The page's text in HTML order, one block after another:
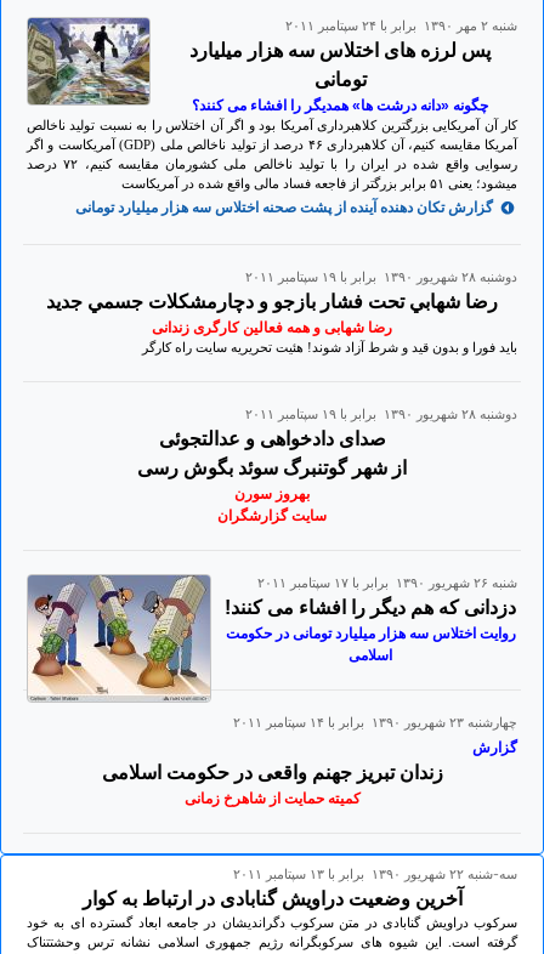
شنبه ۲ مهر ۱۳۹۰ برابر با ۲۴ سپتامبر ۲۰۱۱
پس لرزه های اختلاس سه هزار میلیارد
تومانی
چگونه «دانه درشت ها» همدیگر را افشاء می کنند؟
کار آن آمریکایی بزرگترین کلاهبرداری آمریکا بود و اگر آن اختلاس را به نسبت تولید ناخالص
آمریکا مقایسه کنیم، آن کلاهبرداری ۴۶ درصد از تولید ناخالص ملی (GDP) آمریکاست و اگر
رسوایی واقع شده در ایران را با تولید ناخالص ملی کشورمان مقایسه کنیم، ۷۲ درصد
میشود؛ یعنی ۵۱ برابر بزرگتر از فاجعه فساد مالی واقع شده در آمریکاست
گزارش تكان دهنده آینده از پشت صحنه اختلاس سه هزار میلیارد تومانی
دوشنبه ۲۸ شهريور ۱۳۹۰ برابر با ۱۹ سپتامبر ۲۰۱۱
رضا شهابي تحت فشار بازجو و دچارمشكلات جسمي جديد
رضا شهابی و همه فعالین کارگری زندانی
باید فورا و بدون قید و شرط آزاد شوند! هئیت تحریریه سایت راه کارگر
دوشنبه ۲۸ شهريور ۱۳۹۰ برابر با ۱۹ سپتامبر ۲۰۱۱
صدای دادخواهی و عدالتجوئی
از شهر گوتنبرگ سوئد بگوش رسی
بهروز سورن
سایت گزارشگران
شنبه ۲۶ شهريور ۱۳۹۰ برابر با ۱۷ سپتامبر ۲۰۱۱
دزدانی که هم دیگر را افشاء می کنند!
روایت اختلاس سه هزار میلیارد تومانی در حکومت
اسلامی
چهارشنبه ۲۳ شهريور ۱۳۹۰ برابر با ۱۴ سپتامبر ۲۰۱۱
گزارش
زندان تبریز جهنم واقعی در حکومت اسلامی
کمیته حمایت از شاهرخ زمانی
سه-شنبه ۲۲ شهريور ۱۳۹۰ برابر با ۱۳ سپتامبر ۲۰۱۱
آخرین وضعیت دراویش گنابادی در ارتباط به کوار
سرکوب دراویش گنابادی در متن سرکوب دگراندیشان در جامعه ابعاد گسترده ای به خود
گرفته است. این شیوه های سرکوبگرانه رژیم جمهوری اسلامی نشانه ترس وحشتتناک